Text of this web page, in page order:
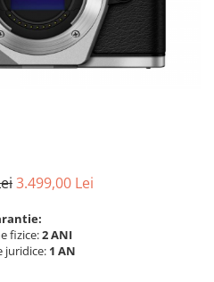
3.499,00 Lei
fizice:2 ANI
juridice: 1 AN